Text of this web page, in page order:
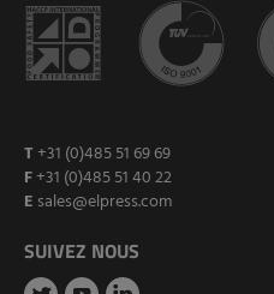
T +31 (0)485 51 69 69
F+31 (0)485 51 40 22
E sales@elpress.com
SUIVEZ NOUS